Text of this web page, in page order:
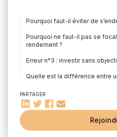
Pourquoi faut-il éviter de
Pourquoi ne faut-il pas se
rendement ?
Erreur n°3 : investir sans
Quelle est la différence entre
Erreur n°5 : choisir un
instable
Pourquoi éviter de mettre tous
support ?
PARTAGER
6 erreurs à
Rédigé parMounir Laggoune
Mis à jour le 30 juillet 2026
Les erreurs les plus fréquentes